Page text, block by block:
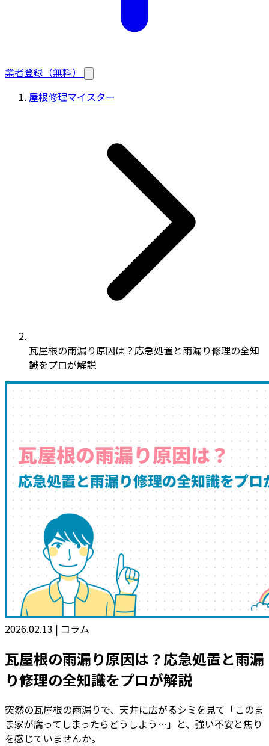
業者登録（無料）
屋根修理マイスター
瓦屋根の雨漏り原因は？応急処置と雨漏り修理の全知
識をプロが解説
2026.02.13 | コラム
瓦屋根の雨漏り原因は？応急処置と雨漏
り修理の全知識をプロが解説
突然の瓦屋根の雨漏りで、天井に広がるシミを見て「このま
ま家が腐ってしまったらどうしよう…」と、強い不安と焦り
を感じていませんか。